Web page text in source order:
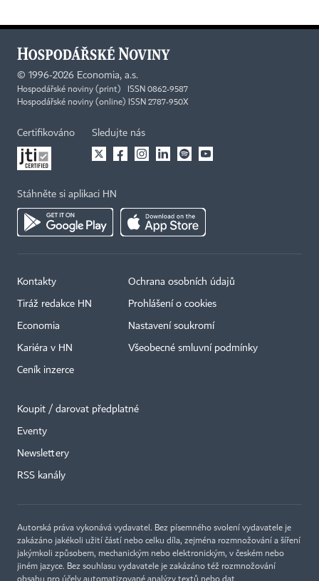
© 1996-2026 Economia, a.s.
Hospodářské noviny (print) ISSN 0862-9587
Hospodářské noviny (online) ISSN 2787-950X
Certifikováno Sledujte nás
Stáhněte si aplikaci HN
Kontakty
Tiráž redakce HN
Economia
Kariéra v HN
Ceník inzerce
Ochrana osobních údajů
Prohlášení o cookies
Nastavení soukromí
Všeobecné smluvní podmínky
Koupit / darovat předplatné
Eventy
Newslettery
RSS kanály
Autorská práva vykonává vydavatel. Bez písemného svolení vydavatele je
zakázáno jakékoli užití částí nebo celku díla, zejména rozmnožování a šíření
jakýmkoli způsobem, mechanickým nebo elektronickým, v českém nebo
jiném jazyce. Bez souhlasu vydavatele je zakázáno též rozmnožování
obsahu pro účely automatizované analýzy textů nebo dat